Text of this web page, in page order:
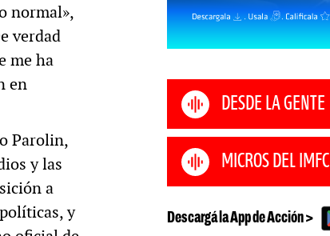
normal»,
verdad
me ha
en
Parolin,
y las
a
y
DESDE LA GENTE
MICROS DEL IMFC
Descargá la App de Acción >